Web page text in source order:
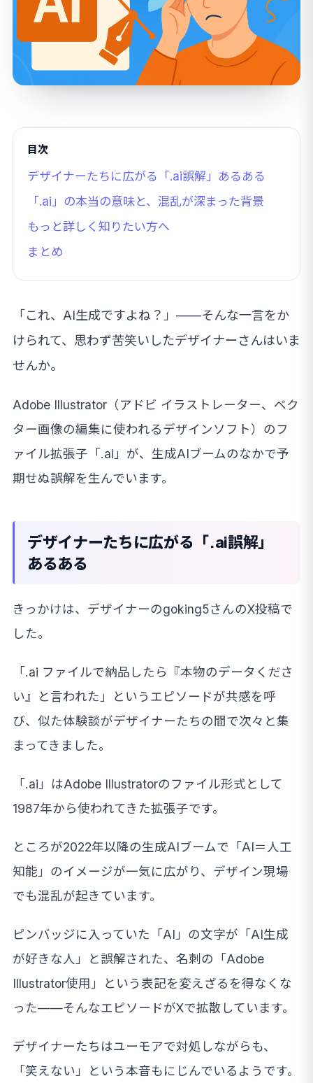
目次
デザイナーたちに広がる「.ai誤解」あるある
「.ai」の本当の意味と、混乱が深まった背景
もっと詳しく知りたい方へ
まとめ
「これ、AI生成ですよね？」——そんな一言をか
けられて、思わず苦笑いしたデザイナーさんはいま
せんか。
Adobe Illustrator（アドビ イラストレーター、ベク
ター画像の編集に使われるデザインソフト）のフ
ァイル拡張子「.ai」が、生成AIブームのなかで予
期せぬ誤解を生んでいます。
デザイナーたちに広がる「.ai誤解」
あるある
きっかけは、デザイナーのgoking5さんのX投稿で
した。
「.ai ファイルで納品したら『本物のデータくださ
い』と言われた」というエピソードが共感を呼
び、似た体験談がデザイナーたちの間で次々と集
まってきました。
「.ai」はAdobe Illustratorのファイル形式として
1987年から使われてきた拡張子です。
ところが2022年以降の生成AIブームで「AI＝人工
知能」のイメージが一気に広がり、デザイン現場
でも混乱が起きています。
ピンバッジに入っていた「AI」の文字が「AI生成
が好きな人」と誤解された、名刺の「Adobe
Illustrator使用」という表記を変えざるを得なくな
った——そんなエピソードがXで拡散しています。
デザイナーたちはユーモアで対処しながらも、
「笑えない」という本音もにじんでいるようです。